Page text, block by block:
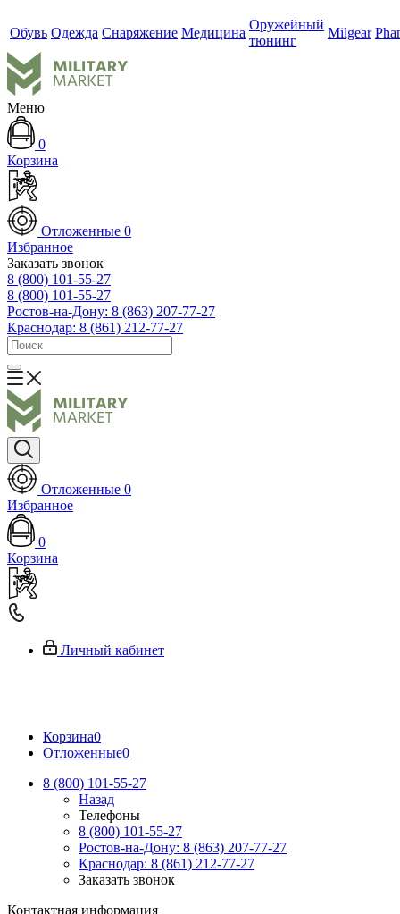
Обувь Одежда Снаряжение Медицина
Оружейный
тюнинг
Milgear
Меню
0
Корзина
Отложенные 0
Избранное
Заказать звонок
8 (800) 101-55-27
8 (800) 101-55-27
Ростов-на-Дону: 8 (863) 207-77-27
Краснодар: 8 (861) 212-77-27
Отложенные 0
Избранное
0
Корзина
Личный кабинет
Корзина0
Отложенные0
8 (800) 101-55-27
Назад
Телефоны
8 (800) 101-55-27
Ростов-на-Дону: 8 (863) 207-77-27
Краснодар: 8 (861) 212-77-27
Заказать звонок
Контактная информация